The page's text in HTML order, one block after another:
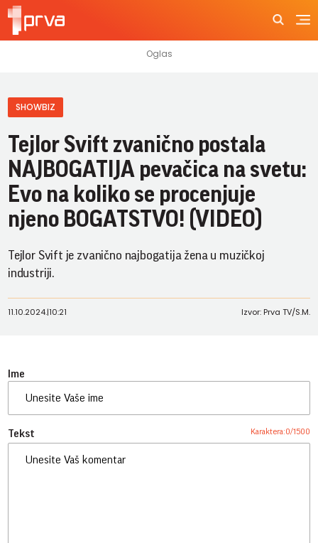
SHOWBIZ
Tejlor Svift zvanično postala
NAJBOGATIJA pevačica na svetu:
Evo na koliko se procenjuje
njeno BOGATSTVO! (VIDEO)
Tejlor Svift je zvanično najbogatija žena u muzičkoj
industriji.
11.10.2024.|10:21 Izvor: Prva TV/S.M.
Ime
Tekst Karaktera:0/1500